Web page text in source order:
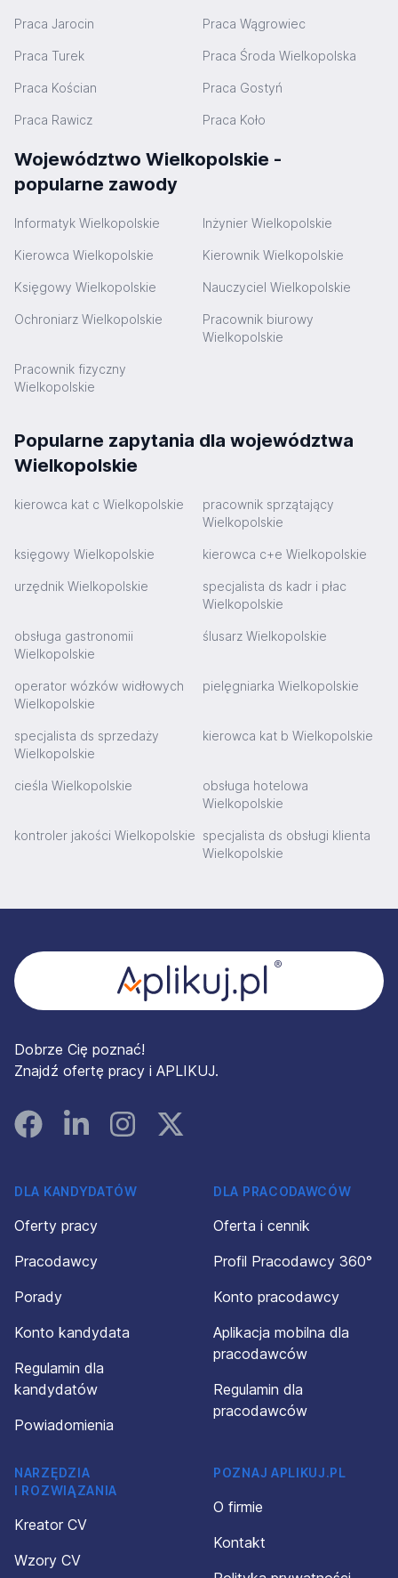
Praca Jarocin Praca Wągrowiec
Praca Turek Praca Środa Wielkopolska
Praca Kościan Praca Gostyń
Praca Rawicz Praca Koło
Województwo Wielkopolskie -
popularne zawody
Informatyk Wielkopolskie Inżynier Wielkopolskie
Kierowca Wielkopolskie Kierownik Wielkopolskie
Księgowy Wielkopolskie Nauczyciel Wielkopolskie
Ochroniarz Wielkopolskie
Pracownik biurowy
Wielkopolskie
Pracownik fizyczny
Wielkopolskie
Popularne zapytania dla województwa
Wielkopolskie
kierowca kat c Wielkopolskie
pracownik sprzątający
Wielkopolskie
księgowy Wielkopolskie kierowca c+e Wielkopolskie
urzędnik Wielkopolskie
specjalista ds kadr i płac
Wielkopolskie
obsługa gastronomii
Wielkopolskie
ślusarz Wielkopolskie
operator wózków widłowych
Wielkopolskie
pielęgniarka Wielkopolskie
specjalista ds sprzedaży
Wielkopolskie
kierowca kat b Wielkopolskie
cieśla Wielkopolskie
obsługa hotelowa
Wielkopolskie
kontroler jakości Wielkopolskie specjalista ds obsługi klienta
Wielkopolskie
Dobrze Cię poznać!
Znajdź ofertę pracy i APLIKUJ.
FacebookLinked InInstagramInstagram
DLA KANDYDATÓW
Oferty pracy
Pracodawcy
Porady
Konto kandydata
Regulamin dla
kandydatów
Powiadomienia
DLA PRACODAWCÓW
Oferta i cennik
Profil Pracodawcy 360°
Konto pracodawcy
Aplikacja mobilna dla
pracodawców
Regulamin dla
pracodawców
NARZĘDZIA
I ROZWIĄZANIA
Kreator CV
Wzory CV
POZNAJ APLIKUJ.PL
O firmie
Kontakt